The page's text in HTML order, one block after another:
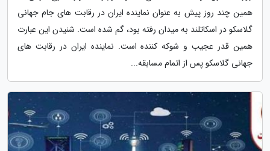
همین چند روز پیش به عنوان نماینده ایران در رقابت های جام جهانی
گلاسکو در اسکاتلند به میدان رفته بود، گم شده است. شنیدن این عبارت
همین قدر عجیب و شوکه کننده است. نماینده ایران در رقابت های
جهانی گلاسکو پس از اتمام مسابقه...